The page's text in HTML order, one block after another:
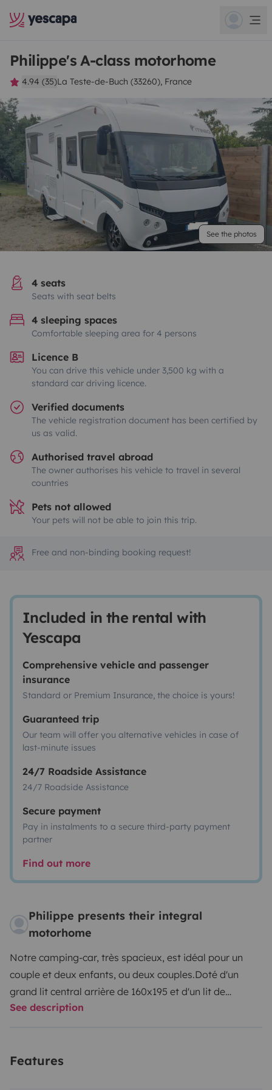
Philippe's A-class motorhome
4.94 (35)La Teste-de-Buch (33260), France
See the photos
4 seats
Seats with seat belts
4 sleeping spaces
Comfortable sleeping area for 4 persons
Licence B
You can drive this vehicle under 3,500 kg with a
standard car driving licence.
Verified documents
The vehicle registration document has been certified by
us as valid.
Authorised travel abroad
The owner authorises his vehicle to travel in several
countries
Pets not allowed
Your pets will not be able to join this trip.
Free and non-binding booking request!
Included in the rental with
Yescapa
Comprehensive vehicle and passenger
insurance
Standard or Premium Insurance, the choice is yours!
Guaranteed trip
Our team will offer you alternative vehicles in case of
last-minute issues
24/7 Roadside Assistance
24/7 Roadside Assistance
Secure payment
Pay in instalments to a secure third-party payment
partner
Find out more
Philippe presents their integral
motorhome
Notre camping-car, très spacieux, est idéal pour un
couple et deux enfants, ou deux couples.Doté d'un
grand lit central arrière de 160x195 et d'un lit de
pavillon de 140x190, il bénéficie également d'un WC et
programmes TV favoris (TNT). La TV permet aussi de
See description
Features